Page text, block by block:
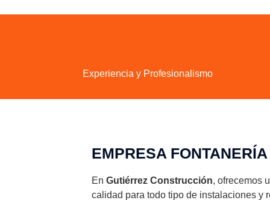
Experiencia y Profesionalismo
EMPRESA
En Gutiérrez Construcción, ofrecemos
calidad para todo tipo de instalaciones y